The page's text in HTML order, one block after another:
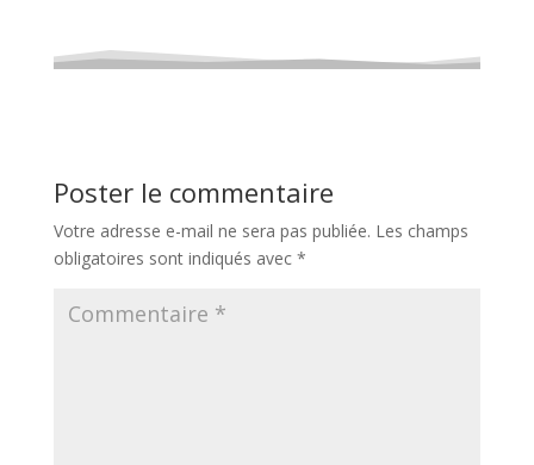
Poster le commentaire
Votre adresse e-mail ne sera pas publiée. Les champs
obligatoires sont indiqués avec *